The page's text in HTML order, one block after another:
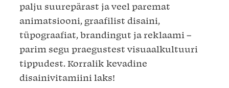
palju suurepärast ja veel paremat
animatsiooni, graafilist disaini,
tüpograafiat, brandingut ja reklaami –
parim segu praegustest visuaalkultuuri
tippudest. Korralik kevadine
disainivitamiini laks!